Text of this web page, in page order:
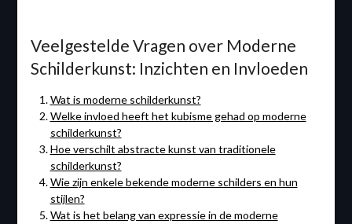
Veelgestelde Vragen over Moderne
Schilderkunst: Inzichten en Invloeden
Wat is moderne schilderkunst?
Welke invloed heeft het kubisme gehad op moderne
schilderkunst?
Hoe verschilt abstracte kunst van traditionele
schilderkunst?
Wie zijn enkele bekende moderne schilders en hun
stijlen?
Wat is het belang van expressie in de moderne